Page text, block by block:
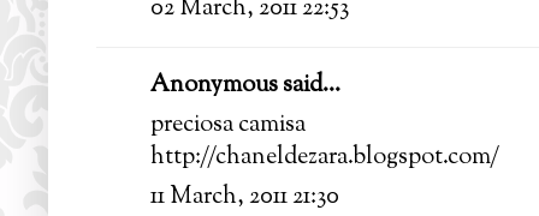
02 March, 2011 22:53
Anonymous said...
preciosa camisa
http://chaneldezara.blogspot.com/
11 March, 2011 21:30